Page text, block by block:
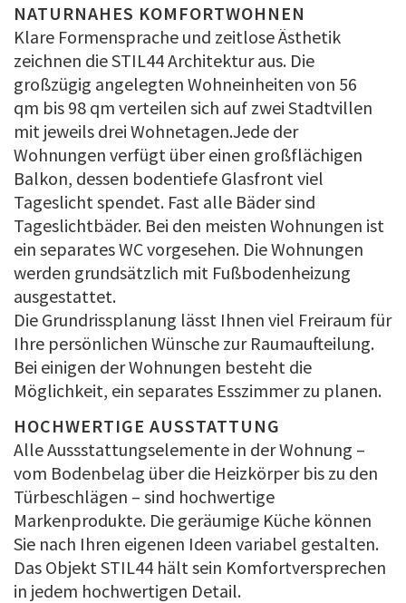
NATURNAHES KOMFORTWOHNEN
Klare Formensprache und zeitlose Ästhetik
zeichnen die STIL44 Architektur aus. Die
großzügig angelegten Wohneinheiten von 56
qm bis 98 qm verteilen sich auf zwei Stadtvillen
mit jeweils drei Wohnetagen.Jede der
Wohnungen verfügt über einen großflächigen
Balkon, dessen bodentiefe Glasfront viel
Tageslicht spendet. Fast alle Bäder sind
Tageslichtbäder. Bei den meisten Wohnungen ist
ein separates WC vorgesehen. Die Wohnungen
werden grundsätzlich mit Fußbodenheizung
ausgestattet.
Die Grundrissplanung lässt Ihnen viel Freiraum für
Ihre persönlichen Wünsche zur Raumaufteilung.
Bei einigen der Wohnungen besteht die
Möglichkeit, ein separates Esszimmer zu planen.
HOCHWERTIGE AUSSTATTUNG
Alle Aussstattungselemente in der Wohnung –
vom Bodenbelag über die Heizkörper bis zu den
Türbeschlägen – sind hochwertige
Markenprodukte. Die geräumige Küche können
Sie nach Ihren eigenen Ideen variabel gestalten.
Das Objekt STIL44 hält sein Komfortversprechen
in jedem hochwertigen Detail.